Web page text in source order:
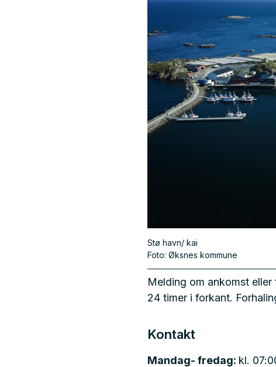
Stø havn/ kai
Øksnes kommune
Melding om ankomst
24 timer i forkant.
Kontakt
Mandag- fredag: kl.